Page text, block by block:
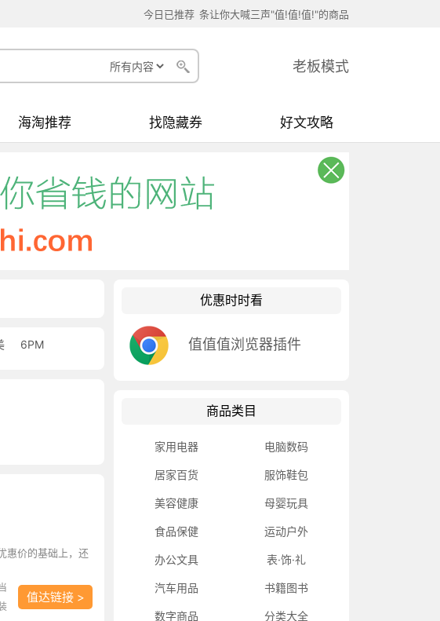
今日已推荐 条让你大喊三声"值!值!值!"的商品
老板模式
海淘推荐 找隐藏券 好文攻略
6PM
惠价的基础上，还
值达链接 >
优惠时时看
值值值浏览器插件
商品类目
家用电器 电脑数码
居家百货 服饰鞋包
美容健康 母婴玩具
食品保健 运动户外
办公文具 表·饰·礼
汽车用品 书籍图书
数字商品 分类大全